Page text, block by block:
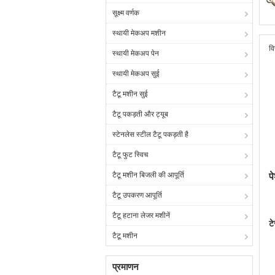
सूक्ष्म वर्णक
स्थायी मेकअप मशीन
स्थायी मेकअप पेन
स्थायी मेकअप सुई
टैटू मशीन सुई
टैटू पकड़ती और ट्यूब
स्टेनलेस स्टील टैटू पकड़ती है
टैटू फुट स्विच
टैटू मशीन बिजली की आपूर्ति
टैटू उपकरण आपूर्ति
टैटू हटाना लेजर मशीनें
टैटू मशीन
प्रमाणन